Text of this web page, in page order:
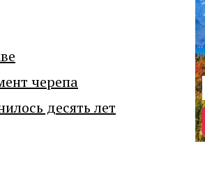
черепа
десять лет